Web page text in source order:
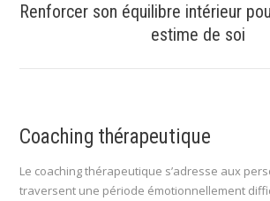
Article
suivant
Renforcer son équilibre intérieur
estime de soi
Coaching thérapeutique
Le coaching thérapeutique s’adresse aux
traversent une période émotionnellement